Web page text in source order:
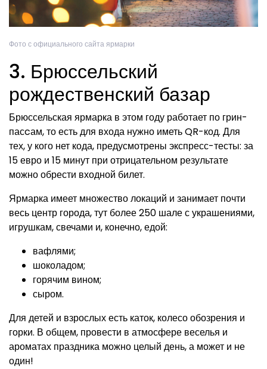
Фото с официального сайта ярмарки
3. Брюссельский
рождественский базар
Брюссельская ярмарка в этом году работает по грин-
пасcам, то есть для входа нужно иметь QR-код. Для
тех, у кого нет кода, предусмотрены экспресс-тесты: за
15 евро и 15 минут при отрицательном результате
можно обрести входной билет.
Ярмарка имеет множество локаций и занимает почти
весь центр города, тут более 250 шале с украшениями,
игрушкам, свечами и, конечно, едой:
вафлями;
шоколадом;
горячим вином;
сыром.
Для детей и взрослых есть каток, колесо обозрения и
горки. В общем, провести в атмосфере веселья и
ароматах праздника можно целый день, а может и не
один!